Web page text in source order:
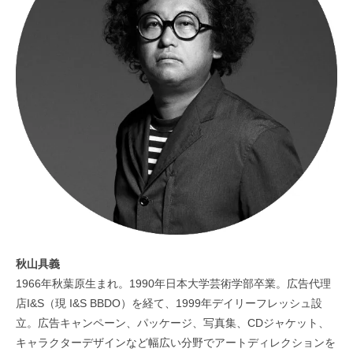
秋山具義
1966年秋葉原生まれ。1990年日本大学芸術学部卒業。広告代理
店I&S（現 I&S BBDO）を経て、1999年デイリーフレッシュ設
立。広告キャンペーン、パッケージ、写真集、CDジャケット、
キャラクターデザインなど幅広い分野でアートディレクションを